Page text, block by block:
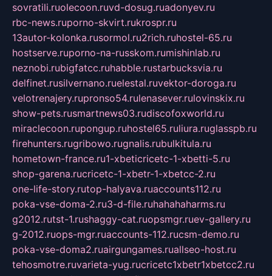
sovratili.ruolecoon.ruvd-dosug.ruadonyev.ru
rbc-news.ruporno-skvirt.rukrospr.ru
13autor-kolonka.rusormol.ru2rich.ruhostel-65.ru
hostserve.ruporno-na-russkom.rumishinlab.ru
neznobi.rubigfatcc.ruhabble.rustarbucksvia.ru
delfinet.rusilvernano.ruelestal.ruvektor-doroga.ru
velotrenajery.rupronso54.rulenasever.rulovinskix.ru
show-pets.rusmartnews03.rudiscofoxworld.ru
miraclecoon.rupongup.ruhostel65.ruliura.ruglasspb.ru
firehunters.rugribowo.rugnalis.rubulkitula.ru
hometown-france.ru1-xbeticricetc-1-xbetti-5.ru
shop-garena.rucricetc-1-xbetr-1-xbetcc-2.ru
one-life-story.rutop-halyava.ruaccounts112.ru
poka-vse-doma-2.ru3-d-file.ruhahahaharms.ru
g2012.rutst-1.rushaggy-cat.ruopsmgr.ruev-gallery.ru
g-2012.ruops-mgr.ruaccounts-112.rucsm-demo.ru
poka-vse-doma2.ruairgungames.ruallseo-host.ru
tehosmotre.ruvarieta-yug.rucricetc1xbetr1xbetcc2.ru